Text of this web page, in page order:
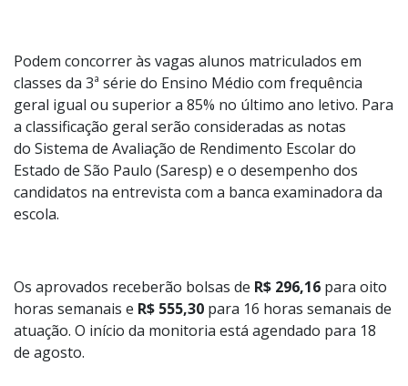
em todo o Estado e apoiam 150 mil estudantes.
Podem concorrer às vagas alunos matriculados em
classes da 3ª série do Ensino Médio com frequência
geral igual ou superior a 85% no último ano letivo. Para
a classificação geral serão consideradas as notas
do Sistema de Avaliação de Rendimento Escolar do
escola.
Os aprovados receberão bolsas de